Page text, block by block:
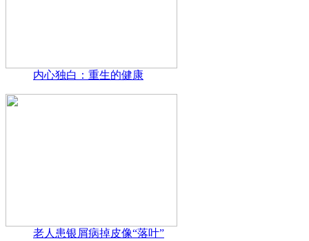
内心独白：重生的健康
老人患银屑病掉皮像“落叶”